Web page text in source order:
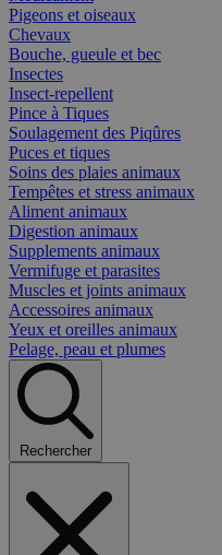
Pigeons et oiseaux
Chevaux
Bouche, gueule et bec
Insectes
Insect-repellent
Pince à Tiques
Soulagement des Piqûres
Puces et tiques
Soins des plaies animaux
Tempêtes et stress animaux
Aliment animaux
Digestion animaux
Supplements animaux
Vermifuge et parasites
Muscles et joints animaux
Accessoires animaux
Yeux et oreilles animaux
Pelage, peau et plumes
Rechercher